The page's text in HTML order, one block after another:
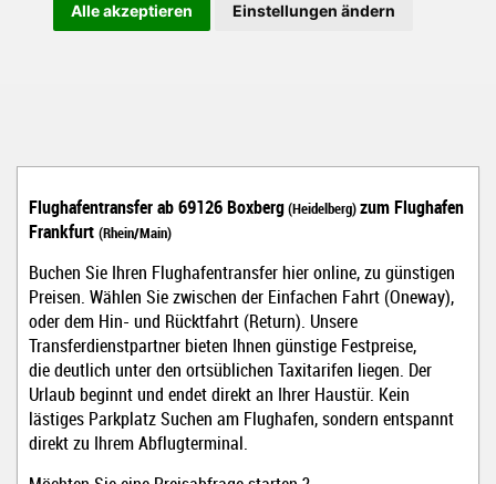
Alle akzeptieren Einstellungen ändern
Flughafentransfer ab 69126 Boxberg(Heidelberg)zum Flughafen
Frankfurt (Rhein/Main)
Buchen Sie Ihren Flughafentransfer hier online, zu günstigen
Preisen. Wählen Sie zwischen der Einfachen Fahrt (Oneway),
oder dem Hin- und Rücktfahrt (Return). Unsere
Transferdienstpartner bieten Ihnen günstige Festpreise,
die deutlich unter den ortsüblichen Taxitarifen liegen. Der
Urlaub beginnt und endet direkt an Ihrer Haustür. Kein
lästiges Parkplatz Suchen am Flughafen, sondern entspannt
direkt zu Ihrem Abflugterminal.